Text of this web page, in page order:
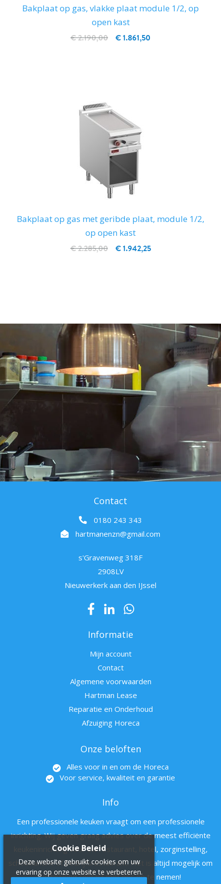
Bakplaat op gas, vlakke plaat module 1/2, op
open kast
€ 1.861,50
€ 2.190,00
Bakplaat op gas met geribde plaat, module 1/2,
op open kast
€ 1.942,25
€ 2.285,00
Contact
0180 243 343
hartmanenzn@gmail.com
s'Gravenweg 318F
2908LV
Nieuwerkerk aan den IJssel
Informatie
Mijn account
Contact
Algemene voorwaarden
Hartman Lease
Reparatie en Onderhoud
Afzuiging Horeca
Onze beloften
Alles voor in en om de Horeca
Voor service, kwaliteit en garantie
Info
Een professionele keuken vraagt om een professionele
inrichting. Wij geven graag advies over de meest efficiënte
keukeninrichting voor uw restaurant, hotel, zorginstelling,
schoolkantine of bedrijfsrestaurant. Het is altijd mogelijk om
vrijblijvend contact met ons op te nemen!
Cookie Beleid
Deze website gebruikt cookies om uw
ervaring op onze website te verbeteren.